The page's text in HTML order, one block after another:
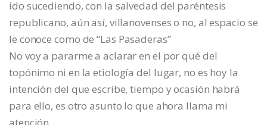
ido sucediendo, con la salvedad del paréntesis
republicano, aún así, villanovenses o no, al espacio se
le conoce como de “Las Pasaderas”
No voy a pararme a aclarar en el por qué del
topónimo ni en la etiología del lugar, no es hoy la
intención del que escribe, tiempo y ocasión habrá
para ello, es otro asunto lo que ahora llama mi